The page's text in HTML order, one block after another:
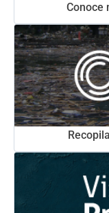
Conoce